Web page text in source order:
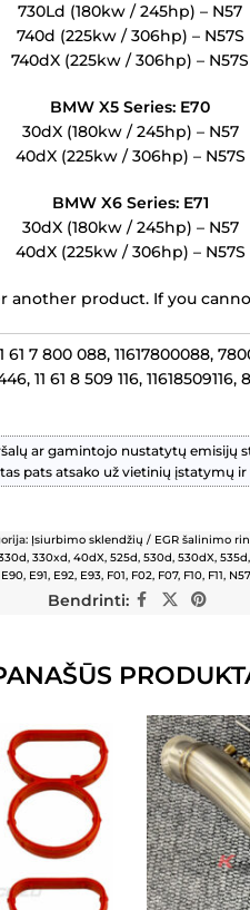
730Ld (180kw / 245hp) – N57
740d (225kw / 306hp) – N57S
740dX (225kw / 306hp) – N57S
BMW X5 Series: E70
30dX (180kw / 245hp) – N57
40dX (225kw / 306hp) – N57S
BMW X6 Series: E71
30dX (180kw / 245hp) – N57
40dX (225kw / 306hp) – N57S
product. If you
61 7 800 088, 11617800088,
11 61 8 509 116, 11618509116,
ar gamintojo nustatytų emisijų
pats atsako už vietinių įstatymų ir
Įsiurbimo sklendžių / EGR šalinimo
, 330xd, 40dX, 525d, 530d, 530dX, 535d,
E90, E91, E92, E93, F01, F02, F07, F10, F11, N57
Bendrinti: